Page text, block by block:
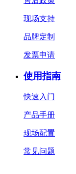
现场支持
品牌定制
发票申请
使用指南
快速入门
产品手册
现场配置
常见问题